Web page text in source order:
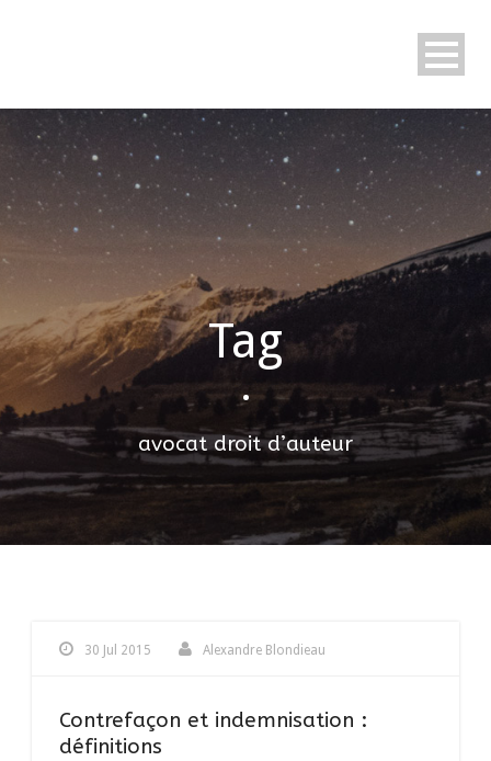
Tag
•
avocat droit d’auteur
30 Jul 2015 Alexandre Blondieau
Contrefaçon et indemnisation :
définitions